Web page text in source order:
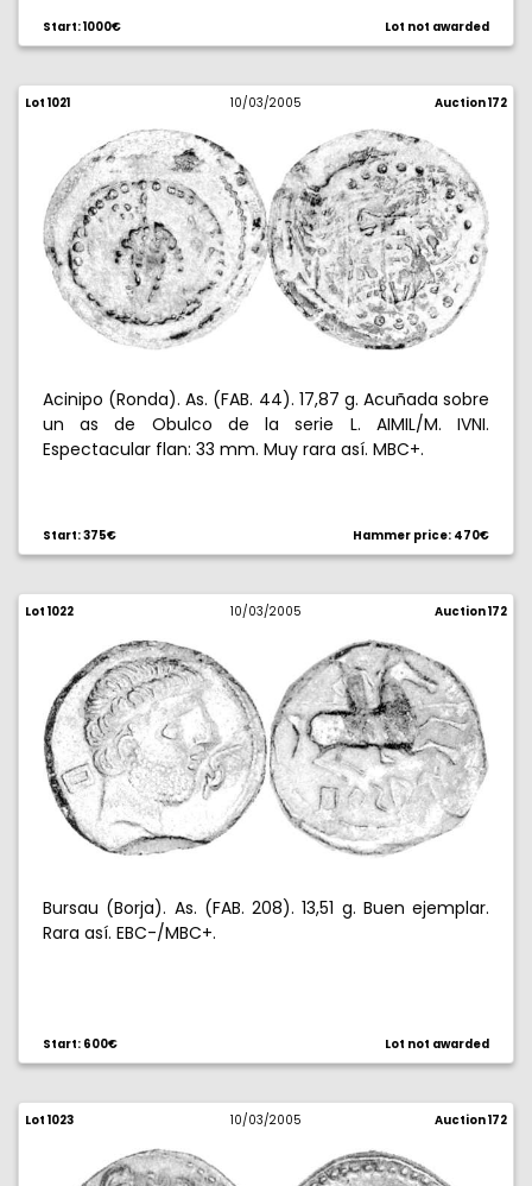
Start: 1000€ Lot not awarded
Lot 1021 10/03/2005 Auction 172
Acinipo (Ronda). As. (FAB. 44). 17,87 g. Acuñada sobre
un as de Obulco de la serie L. AIMIL/M. IVNI.
Espectacular flan: 33 mm. Muy rara así. MBC+.
Start: 375€ Hammer price: 470€
Lot 1022 10/03/2005 Auction 172
Bursau (Borja). As. (FAB. 208). 13,51 g. Buen ejemplar.
Rara así. EBC-/MBC+.
Start: 600€ Lot not awarded
Lot 1023 10/03/2005 Auction 172